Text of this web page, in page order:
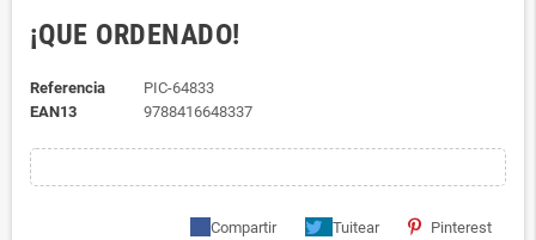
¡QUE ORDENADO!
Referencia
PIC-64833
EAN13
9788416648337
Compartir Tuitear Pinterest